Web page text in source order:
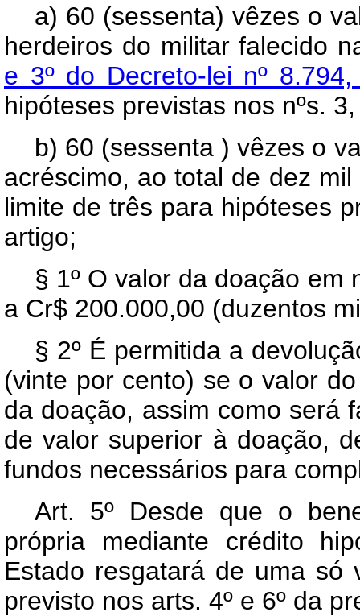
a) 60 (sessenta) vêzes o
herdeiros do militar falecido
e 3º do Decreto-lei nº
hipóteses previstas nos nºs.
b) 60 (sessenta ) vêzes o
acréscimo, ao total de dez
limite de três para hipóteses
artigo;
§ 1º O valor da doação
a Cr$ 200.000,00 (duzentos
§ 2º É permitida a
(vinte por cento) se o valor
da doação, assim como será
de valor superior à doação,
fundos necessários para
Art. 5º Desde que o
própria mediante crédito
Estado resgatará de uma
previsto nos arts. 4º e 6º da